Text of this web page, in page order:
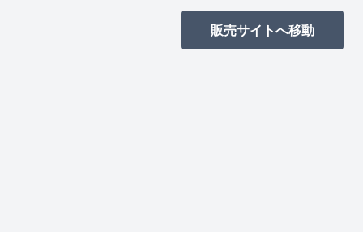
販売サイトへ移動